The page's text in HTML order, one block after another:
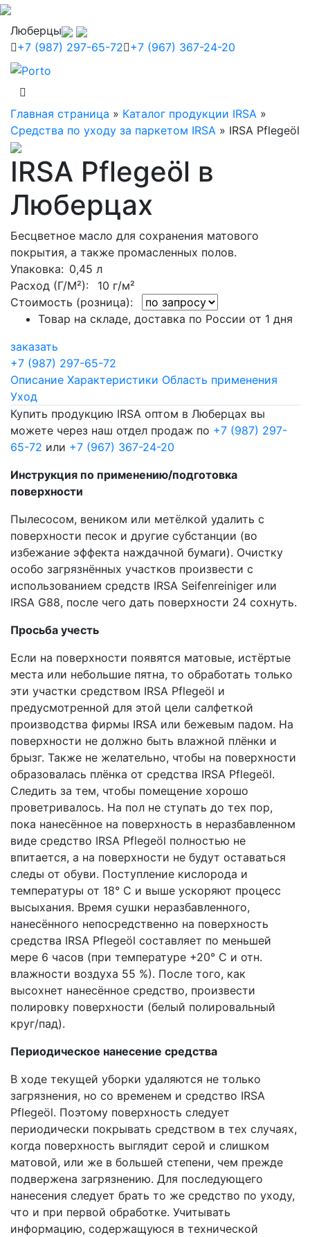
Люберцы
+7 (987) 297-65-72 +7 (967) 367-24-20
Главная страница » Каталог продукции IRSA »
Средства по уходу за паркетом IRSA » IRSA Pflegeöl
IRSA Pflegeöl в
Люберцах
Бесцветное масло для сохранения матового
покрытия, а также промасленных полов.
Упаковка: 0,45 л
Расход (Г/М²): 10 г/м²
Стоимость (розница):
Товар на складе, доставка по России от 1 дня
заказать
+7 (987) 297-65-72
Описание Характеристики Область применения
Уход
Купить продукцию IRSA оптом в Люберцах вы
можете через наш отдел продаж по +7 (987) 297-
65-72 или +7 (967) 367-24-20
Инструкция по применению/подготовка
поверхности
Пылесосом, веником или метёлкой удалить с
поверхности песок и другие субстанции (во
избежание эффекта наждачной бумаги). Очистку
особо загрязнённых участков произвести с
использованием средств IRSA Seifenreiniger или
IRSA G88, после чего дать поверхности 24 сохнуть.
Просьба учесть
Если на поверхности появятся матовые, истёртые
места или небольшие пятна, то обработать только
эти участки средством IRSA Pflegeöl и
предусмотренной для этой цели салфеткой
производства фирмы IRSA или бежевым падом. На
поверхности не должно быть влажной плёнки и
брызг. Также не желательно, чтобы на поверхности
образовалась плёнка от средства IRSA Pflegeöl.
Следить за тем, чтобы помещение хорошо
проветривалось. На пол не ступать до тех пор,
пока нанесённое на поверхность в неразбавленном
виде средство IRSA Pflegeöl полностью не
впитается, а на поверхности не будут оставаться
следы от обуви. Поступление кислорода и
температуры от 18° С и выше ускоряют процесс
высыхания. Время сушки неразбавленного,
нанесённого непосредственно на поверхность
средства IRSA Pflegeöl составляет по меньшей
мере 6 часов (при температуре +20° C и отн.
влажности воздуха 55 %). После того, как
высохнет нанесённое средство, произвести
полировку поверхности (белый полировальный
круг/пад).
Периодическое нанесение средства
В ходе текущей уборки удаляются не только
загрязнения, но со временем и средство IRSA
Pflegeöl. Поэтому поверхность следует
периодически покрывать средством в тех случаях,
когда поверхность выглядит серой и слишком
матовой, или же в большей степени, чем прежде
подвержена загрязнению. Для последующего
нанесения следует брать то же средство по уходу,
что и при первой обработке. Учитывать
информацию, содержащуюся в технической